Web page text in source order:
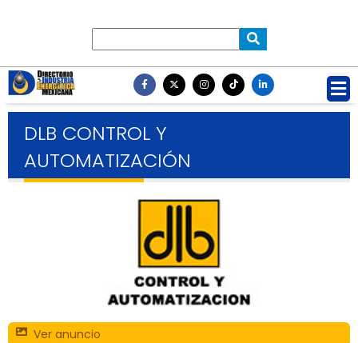
DLB CONTROL Y
AUTOMATIZACIÓN
Ver anuncio